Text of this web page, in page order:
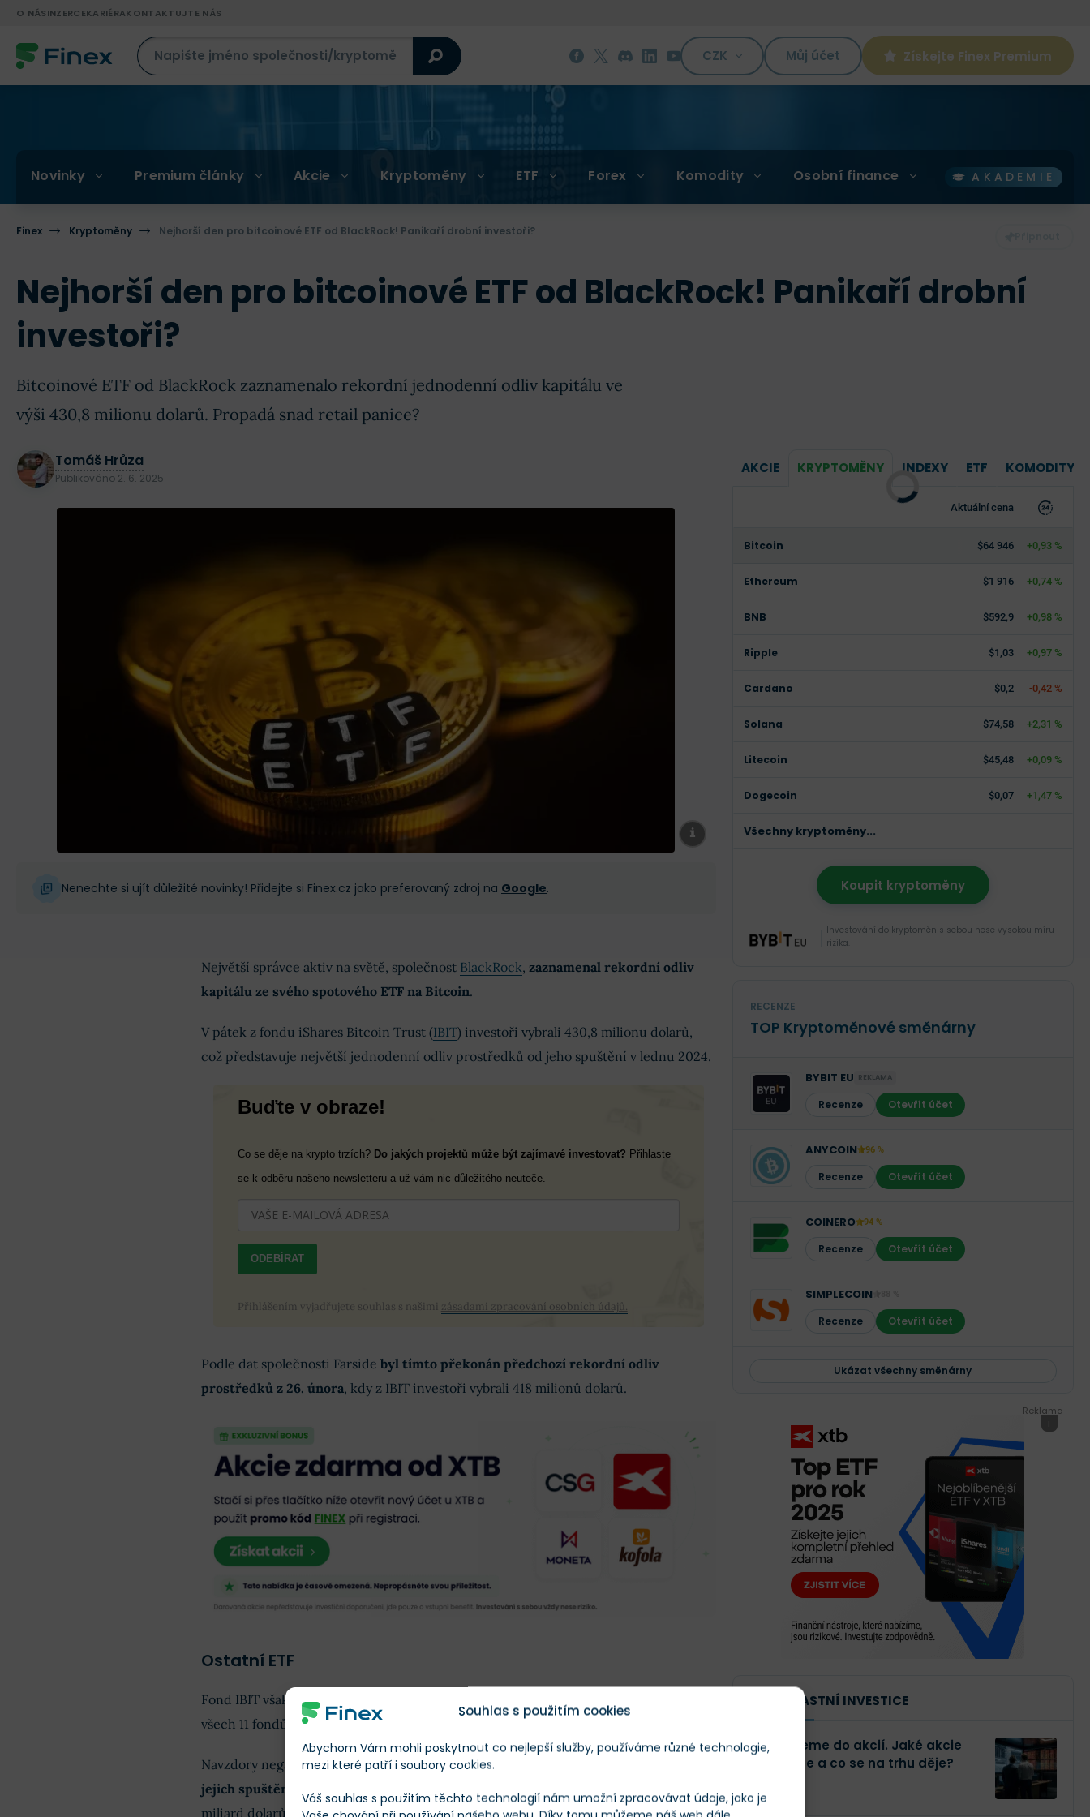
Souhlas s použitím cookies
Abychom Vám mohli poskytnout co nejlepší služby, používáme různé technologie,
mezi které patří i soubory cookies.
Váš souhlas s použitím těchto technologií nám umožní zpracovávat údaje, jako je
O NÁSINZERCEKARIÉRAKONTAKTUJTE NÁS
CZK Můj účet Získejte Finex Premium
Novinky Premium články Akcie Kryptoměny ETF Forex Komodity Osobní finance AKADEMIE
Finex Kryptoměny Nejhorší den pro bitcoinové ETF od BlackRock! Panikaří drobní investoři?
Nejhorší den pro bitcoinové ETF od BlackRock! Panikaří drobní
investoři?
Bitcoinové ETF od BlackRock zaznamenalo rekordní jednodenní odliv kapitálu ve
výši 430,8 milionu dolarů. Propadá snad retail panice?
Tomáš Hrůza
Publikováno 2. 6. 2025
Nenechte si ujít důležité novinky! Přidejte si Finex.cz jako preferovaný zdroj na Google.
Největší správce aktiv na světě, společnost BlackRock, zaznamenal rekordní odliv
kapitálu ze svého spotového ETF na Bitcoin.
V pátek z fondu iShares Bitcoin Trust (IBIT) investoři vybrali 430,8 milionu dolarů,
což představuje největší jednodenní odliv prostředků od jeho spuštění v lednu 2024.
Buďte v obraze!
Co se děje na krypto trzích? Do jakých projektů může být zajímavé investovat? Přihlaste
se k odběru našeho newsletteru a už vám nic důležitého neuteče.
ODEBÍRAT
Přihlášením vyjadřujete souhlas s našimi zásadami zpracování osobních údajů.
Podle dat společnosti Farside byl tímto překonán předchozí rekordní odliv
prostředků z 26. února, kdy z IBIT investoři vybrali 418 milionů dolarů.
Ostatní ETF
Fond IBIT však nebyl jediným
všech 11 fondů ve čtvrtek i v pátek odtekla téměř 1 miliarda dolarů.
Navzdory negativnímu vývoji na těchto instrumentech v posledních dnech
jejich spuštění extrémně daří
. Od ledna 2024 do nich zájemci zainvestovali 44,35
miliard dolarů.
AKCIE KRYPTOMĚNY INDEXY ETF KOMODITY
Aktuální cena
Bitcoin $64 946 +0,93 %
Ethereum $1 916 +0,74 %
BNB $592,9 +0,98 %
Ripple $1,03 +0,97 %
Cardano $0,2 -0,42 %
Solana $74,58 +2,31 %
Litecoin $45,48 +0,09 %
Dogecoin $0,07 +1,47 %
Všechny kryptoměny...
Koupit kryptoměny
Investování do kryptoměn s sebou nese vysokou míru
rizika.
RECENZE
TOP Kryptoměnové směnárny
BYBIT EU REKLAMA
Recenze Otevřít účet
ANYCOIN 96 %
Recenze Otevřít účet
COINERO 94 %
Recenze Otevřít účet
SIMPLECOIN
Recenze Otevřít účet
Ukázat všechny směnárny
Reklama
i
NAŠE VLASTNÍ INVESTICE
Investujeme do akcií. Jaké akcie
kupujeme a co se na trhu děje?